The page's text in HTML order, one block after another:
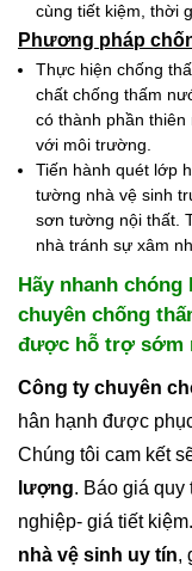
cùng tiết kiệm, thời
Phương pháp
Thực hiện chống
chất chống thấm
có thành phần
với môi trường.
Tiến hành quét lớp
tường nhà vệ sinh
sơn tường nội thất.
nhà tránh sự xâm
Hãy nhanh
chuyên chống
được hỗ trợ sớm
Công ty chuyên
hân hạnh được
Chúng tôi cam kết
lượng. Báo giá quy
nghiệp- giá tiết
nhà vệ sinh uy tín,